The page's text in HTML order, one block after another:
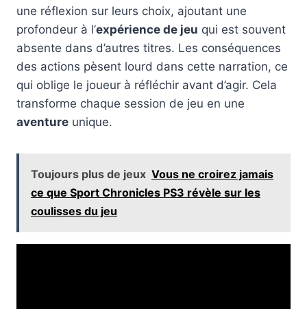
une réflexion sur leurs choix, ajoutant une
profondeur à l’expérience de jeu qui est souvent
absente dans d’autres titres. Les conséquences
des actions pèsent lourd dans cette narration, ce
qui oblige le joueur à réfléchir avant d’agir. Cela
transforme chaque session de jeu en une
aventure unique.
Toujours plus de jeux Vous ne croirez jamais
ce que Sport Chronicles PS3 révèle sur les
coulisses du jeu